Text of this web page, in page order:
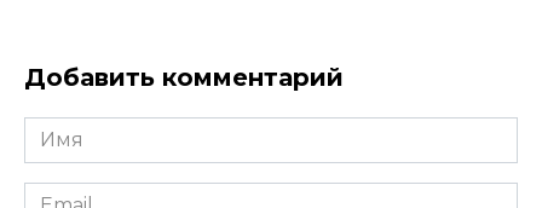
Добавить комментарий
Имя
Email